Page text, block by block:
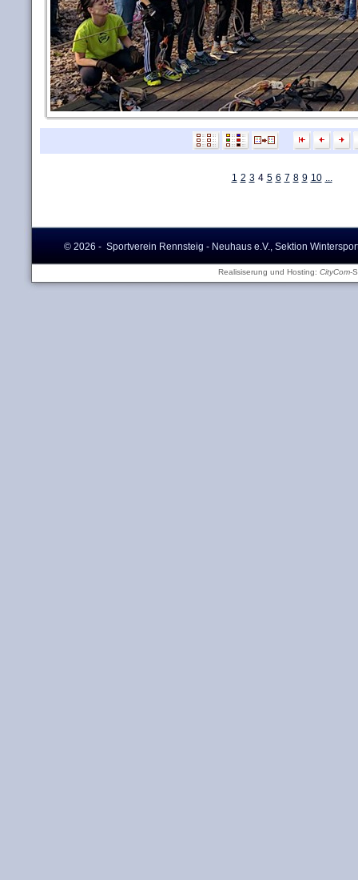
1 2 3 4 5 6 7 8 9 10 ...
© 2026 - Sportverein Rennsteig - Neuhaus e.V., Sektion
Realisiserung und Hosting: CityCom-